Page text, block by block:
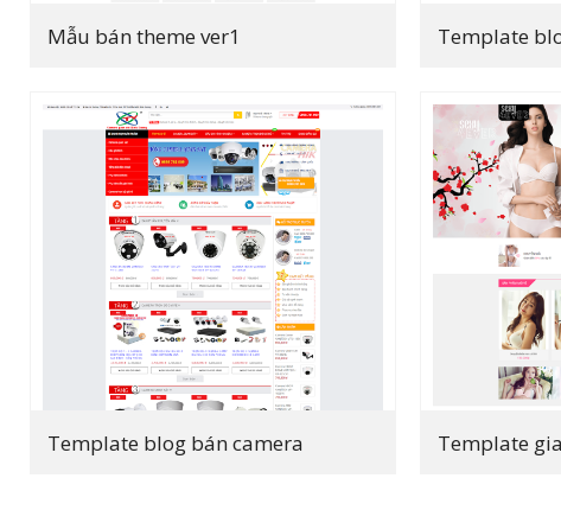
Mẫu bán theme ver1
Template blog bán camera